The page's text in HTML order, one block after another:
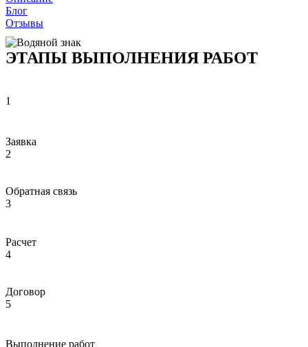
Блог
Отзывы
ЭТАПЫ ВЫПОЛНЕНИЯ РАБОТ
1
Заявка
2
Обратная связь
3
Расчет
4
Договор
5
Выполнение работ